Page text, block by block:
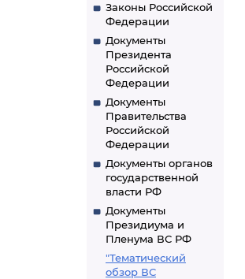
Законы Российской
Федерации
Документы
Президента
Российской
Федерации
Документы
Правительства
Российской
Федерации
Документы органов
государственной
власти РФ
Документы
Президиума и
Пленума ВС РФ
"Тематический
обзор ВС